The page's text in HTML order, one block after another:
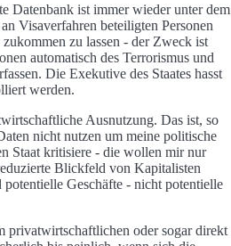
Datenbank ist immer wieder unter dem
Visaverfahren beteiligten Personen
zu lassen - der Zweck ist
automatisch des Terrorismus und
Die Exekutive des Staates hasst
werden.
Ausnutzung. Das ist, so
nicht nutzen um meine politische
Staat kritisiere - die wollen mir nur
Blickfeld von Kapitalisten
potentielle Geschäfte - nicht potentielle
privatwirtschaftlichen oder sogar direkt